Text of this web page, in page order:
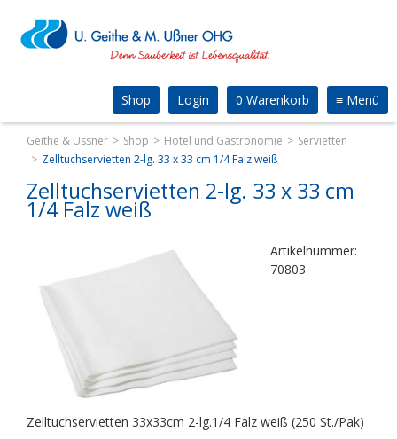
≡ Menü
0 Warenkorb
Login
Shop
Geithe & Ussner Shop Hotel und Gastronomie
Servietten
Zelltuchservietten 2-lg. 33 x 33 cm 1/4 Falz weiß
Zelltuchservietten 2-lg. 33 x 33 cm
1/4 Falz weiß
Artikelnummer:
70803
Zelltuchservietten 33x33cm 2-lg.1/4 Falz weiß (250 St./Pak)